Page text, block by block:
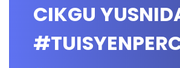
CIKGU